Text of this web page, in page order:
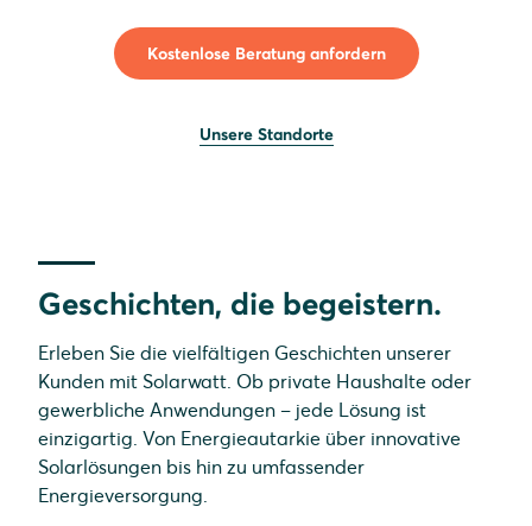
Kostenlose Beratung anfordern
Unsere Standorte
Geschichten, die begeistern.
Erleben Sie die vielfältigen Geschichten unserer
Kunden mit Solarwatt. Ob private Haushalte oder
gewerbliche Anwendungen – jede Lösung ist
einzigartig. Von Energieautarkie über innovative
Solarlösungen bis hin zu umfassender
Energieversorgung.